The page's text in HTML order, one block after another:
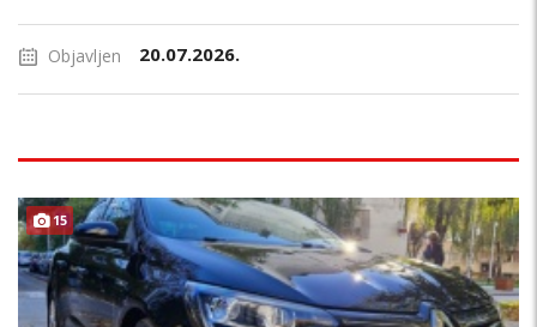
Objavljen 20.07.2026.
15